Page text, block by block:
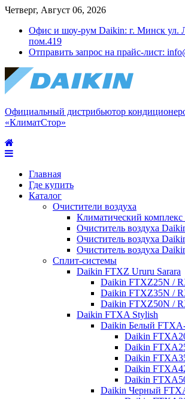
Четверг, Август 06, 2026
Офис и шоу-рум Daikin: г. Минск ул.
пом.419
Отправить запрос на прайс-лист:
Официальный дистрибьютор
«КлиматСтор»
Главная
Где купить
Каталог
Очистители воздуха
Климатический
Очиститель воздуха
Очиститель воздуха
Очиститель воздуха
Сплит-системы
Daikin FTXZ Ururu Sarara
Daikin FTXZ25N /
Daikin FTXZ35N /
Daikin FTXZ50N /
Daikin FTXA Stylish
Daikin Белый
Daikin
Daikin
Daikin
Daikin
Daikin
Daikin Черный